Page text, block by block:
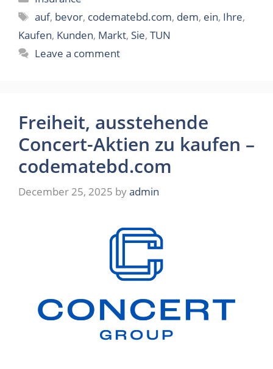
Tags
auf, bevor, codematebd.com, dem, ein, Ihre,
Kaufen, Kunden, Markt, Sie, TUN
Leave a comment
Freiheit, ausstehende
Concert-Aktien zu kaufen –
codematebd.com
December 25, 2025 byadmin